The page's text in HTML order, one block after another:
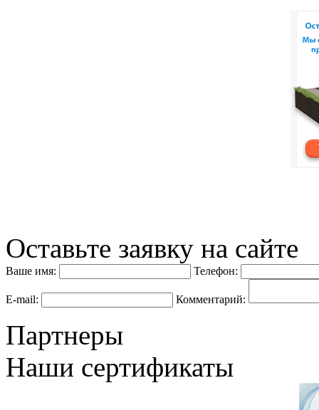
Оставьте заявку на сайте
Ваше имя: Телефон:
E-mail: Комментарий:
Партнеры
Наши сертификаты